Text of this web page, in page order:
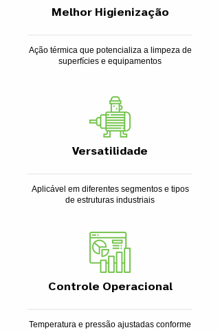
Melhor Higienização
Ação térmica que potencializa a limpeza de
superfícies e equipamentos
Versatilidade
Aplicável em diferentes segmentos e tipos
de estruturas industriais
Controle Operacional
Temperatura e pressão ajustadas conforme